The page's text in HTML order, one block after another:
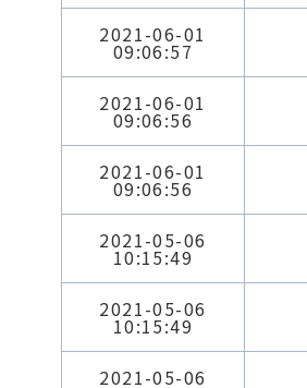
2021-06-01
09:06:57
2021-06-01
09:06:56
2021-06-01
09:06:56
2021-05-06
10:15:49
2021-05-06
10:15:49
2021-05-06